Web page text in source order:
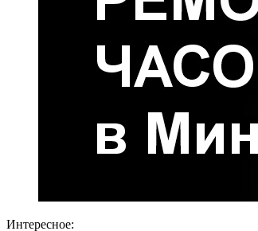
Интересное: